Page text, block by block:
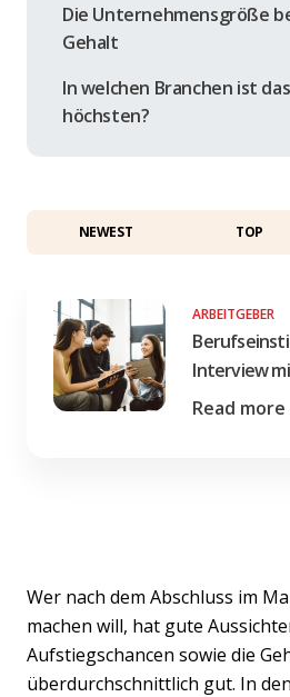
Die Unternehmensgröße
Gehalt
In welchen Branchen ist
höchsten?
NEWEST TOP
ARBEITGEBER
Interview
Read more
Wer nach dem Abschluss im
machen will, hat gute
Aufstiegschancen sowie die
überdurchschnittlich gut. In